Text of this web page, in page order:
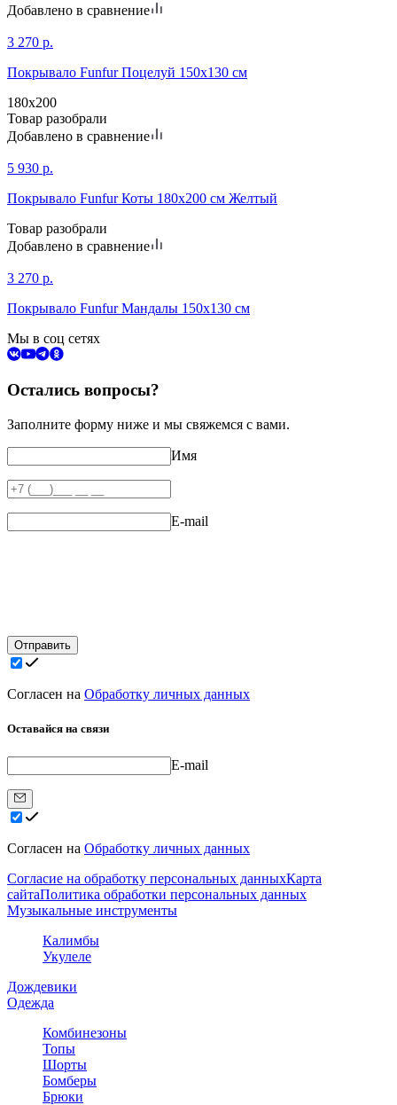
Добавлено в сравнение
3 270 р.
Покрывало Funfur Поцелуй 150х130 см
180х200
Товар разобрали
Добавлено в сравнение
5 930 р.
Покрывало Funfur Коты 180х200 см Желтый
Товар разобрали
Добавлено в сравнение
3 270 р.
Покрывало Funfur Мандалы 150х130 см
Мы в соц сетях
Остались вопросы?
Заполните форму ниже и мы свяжемся с вами.
Имя
E-mail
Отправить
Согласен на Обработку личных данных
Оставайся на связи
E-mail
Согласен на Обработку личных данных
Согласие на обработку персональных данныхКарта
сайтаПолитика обработки персональных данных
Музыкальные инструменты
Калимбы
Укулеле
Дождевики
Одежда
Комбинезоны
Топы
Шорты
Бомберы
Брюки